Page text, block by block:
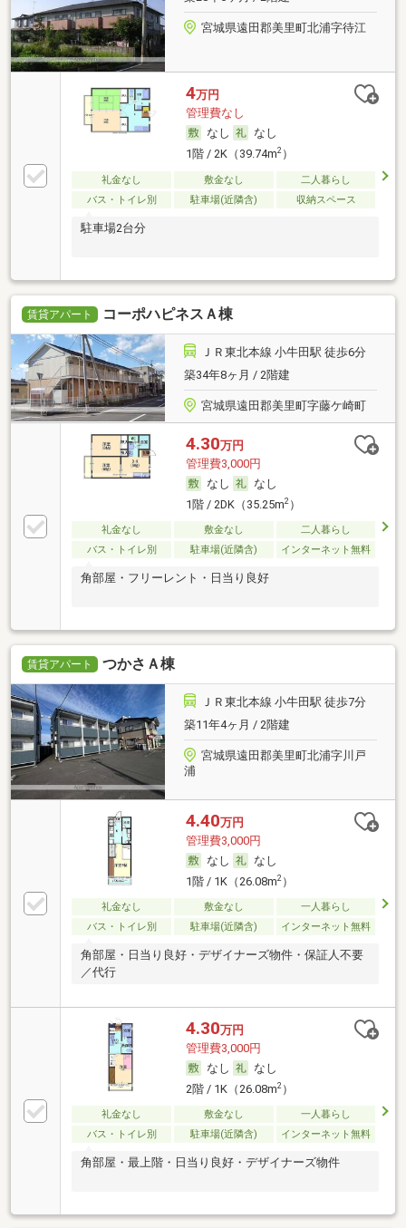
宮城県遠田郡美里町北浦字待江
4万円
管理費なし
なし
なし
1階 / 2K（39.74m2）
礼金なし 敷金なし
二人暮らし
バス・トイレ別
駐車場(近隣含) 収納スペース
駐車場2台分
賃貸アパート コーポハピネスＡ棟
ＪＲ東北本線 小牛田駅 徒歩6分
築34年8ヶ月 / 2階建
宮城県遠田郡美里町字藤ケ崎町
4.30万円
管理費3,000円
なし
なし
1階 / 2DK（35.25m2）
礼金なし 敷金なし
二人暮らし
バス・トイレ別
駐車場(近隣含) インターネット無料
角部屋・フリーレント・日当り良好
賃貸アパート つかさＡ棟
ＪＲ東北本線 小牛田駅 徒歩7分
築11年4ヶ月 / 2階建
宮城県遠田郡美里町北浦字川戸
浦
4.40万円
管理費3,000円
なし
なし
1階 / 1K（26.08m2）
礼金なし 敷金なし
一人暮らし
バス・トイレ別
駐車場(近隣含) インターネット無料
角部屋・日当り良好・デザイナーズ物件・保証人不要
／代行
4.30万円
管理費3,000円
なし
なし
2階 / 1K（26.08m2）
礼金なし 敷金なし
一人暮らし
バス・トイレ別
駐車場(近隣含) インターネット無料
角部屋・最上階・日当り良好・デザイナーズ物件